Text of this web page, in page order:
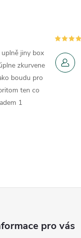
jiny box
zkurvene
boudu pro
ten co
1
pro vás